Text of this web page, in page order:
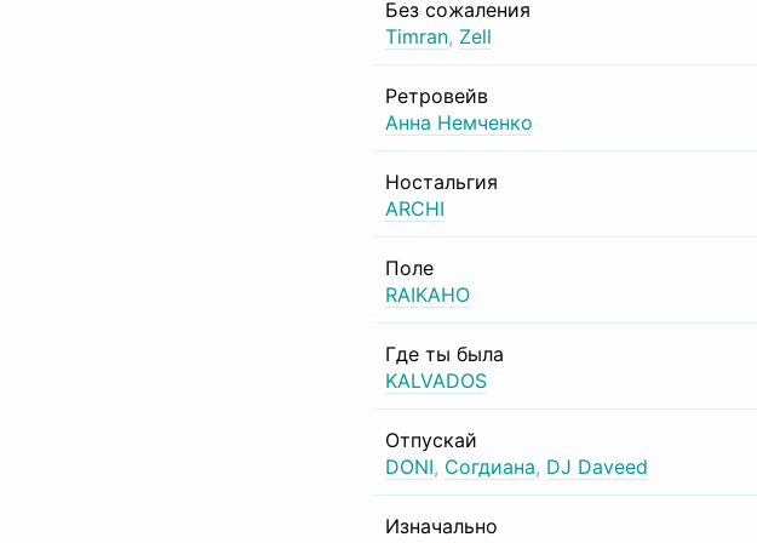
Без сожаления
Timran, Zell
Ретровейв
Анна Немченко
Ностальгия
ARCHI
Поле
RAIKAHO
Где ты была
KALVADOS
Отпускай
DONI, Согдиана, DJ Daveed
Изначально